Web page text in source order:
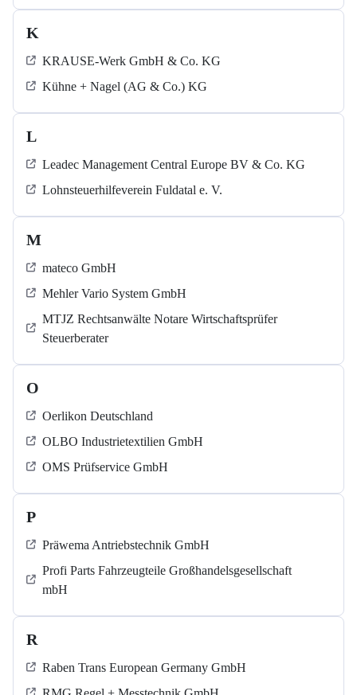
K
KRAUSE-Werk GmbH & Co. KG
Kühne + Nagel (AG & Co.) KG
L
Leadec Management Central Europe BV & Co. KG
Lohnsteuerhilfeverein Fuldatal e. V.
M
mateco GmbH
Mehler Vario System GmbH
MTJZ Rechtsanwälte Notare Wirtschaftsprüfer
Steuerberater
O
Oerlikon Deutschland
OLBO Industrietextilien GmbH
OMS Prüfservice GmbH
P
Präwema Antriebstechnik GmbH
Profi Parts Fahrzeugteile Großhandelsgesellschaft
mbH
R
Raben Trans European Germany GmbH